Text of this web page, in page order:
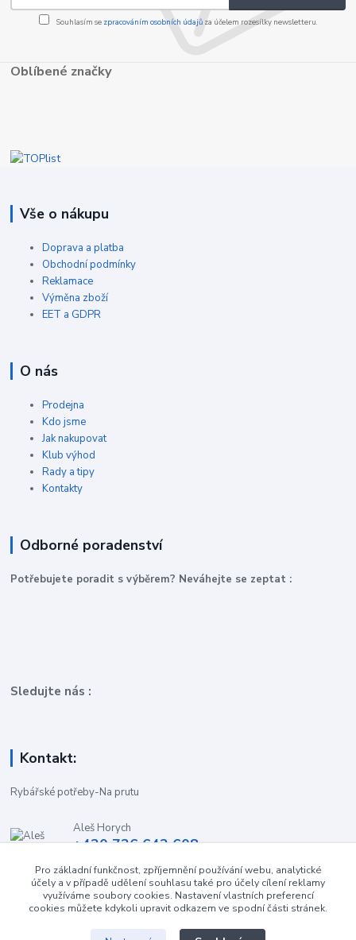
Souhlasím se zpracováním osobních údajůza účelem rozesílky newsletteru.
Oblíbené značky
Vše o nákupu
Doprava a platba
Obchodní podmínky
Reklamace
Výměna zboží
EET a GDPR
O nás
Prodejna
Kdo jsme
Jak nakupovat
Klub výhod
Rady a tipy
Kontakty
Odborné poradenství
Potřebujete poradit s výběrem? Neváhejte se zeptat :
Sledujte nás :
Kontakt:
Rybářské potřeby-Na prutu
Aleš Horych
+420 736 642 608
obchod-naprutu@seznam.cz
Pro základní funkčnost, zpříjemnění používání webu, analytické
účely a v případě udělení souhlasu také pro účely cílení reklamy
využíváme soubory cookies. Nastavení vlastních preferencí
cookies můžete kdykoli upravit odkazem ve spodní části stránek.